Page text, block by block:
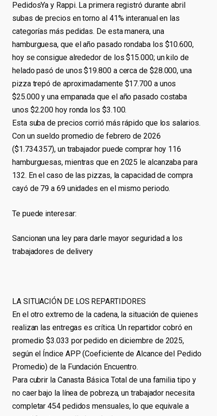
PedidosYa y Rappi. La primera registró durante abril
subas de precios en torno al 41% interanual en las
categorías más pedidas. De esta manera, una
hamburguesa, que el año pasado rondaba los $10.600,
hoy se consigue alrededor de los $15.000; un kilo de
helado pasó de unos $19.800 a cerca de $28.000, una
pizza trepó de aproximadamente $17.700 a unos
$25.000 y una empanada que el año pasado costaba
unos $2.200 hoy ronda los $3.100.
Esta suba de precios corrió más rápido que los salarios.
Con un sueldo promedio de febrero de 2026
($1.734.357), un trabajador puede comprar hoy 116
hamburguesas, mientras que en 2025 le alcanzaba para
132. En el caso de las pizzas, la capacidad de compra
cayó de 79 a 69 unidades en el mismo periodo.
Te puede interesar:
Sancionan una ley para darle mayor seguridad a los
trabajadores de delivery
LA SITUACIÓN DE LOS REPARTIDORES
En el otro extremo de la cadena, la situación de quienes
realizan las entregas es crítica. Un repartidor cobró en
promedio $3.033 por pedido en diciembre de 2025,
según el Índice APP (Coeficiente de Alcance del Pedido
Promedio) de la Fundación Encuentro.
Para cubrir la Canasta Básica Total de una familia tipo y
no caer bajo la línea de pobreza, un trabajador necesita
completar 454 pedidos mensuales, lo que equivale a